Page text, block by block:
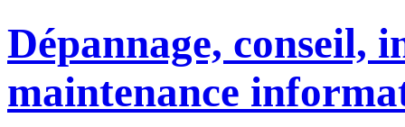
Dépannage, conseil,
maintenance